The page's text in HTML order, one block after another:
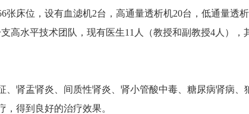
床位，设有血滤机2台，高通量透析机20台，低通量透
高水平技术团队，现有医生11人（教授和副教授4人），
肾盂肾炎、间质性肾炎、肾小管酸中毒、糖尿病肾病、
得到良好的治疗效果。